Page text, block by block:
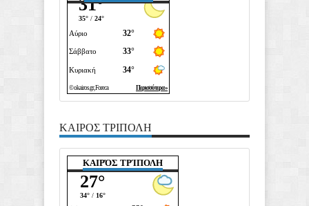
ΚΑΙΡΟΣ ΤΡΙΠΟΛΗ
ΚΑΙΡΌΣ ΤΡΊΠΟΛΗ